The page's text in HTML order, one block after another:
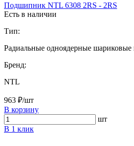
Подшипник NTL 6308 2RS - 2RS
Есть в наличии
Тип:
Радиальные одноядерные
Бренд:
NTL
963 ₽/шт
В корзину
шт
В 1 клик